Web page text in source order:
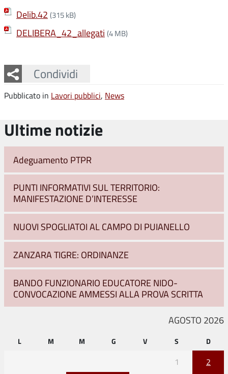
Delib.42 (315 kB)
DELIBERA_42_allegati (4 MB)
Condividi
Facebook
Twitter
Whatsapp
Pubblicato in Lavori pubblici, News
Ultime notizie
Adeguamento PTPR
PUNTI INFORMATIVI SUL TERRITORIO:
MANIFESTAZIONE D’INTERESSE
NUOVI SPOGLIATOI AL CAMPO DI PUIANELLO
ZANZARA TIGRE: ORDINANZE
BANDO FUNZIONARIO EDUCATORE NIDO-
CONVOCAZIONE AMMESSI ALLA PROVA SCRITTA
AGOSTO 2026
L M M G V S D
1
2